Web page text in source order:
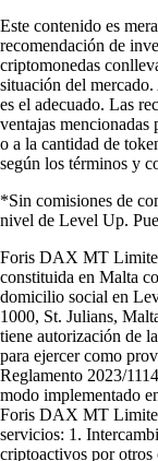
Este contenido es
recomendación de
criptomonedas
situación del
es el adecuado. Las
ventajas mencionadas
o a la cantidad de
según los términos y
*Sin comisiones de
nivel de Level Up.
Foris DAX MT
constituida en Malta
domicilio social en
1000, St. Julians,
tiene autorización de
para ejercer como
Reglamento 2023/
modo implementado
Foris DAX MT
servicios: 1.
criptoactivos por